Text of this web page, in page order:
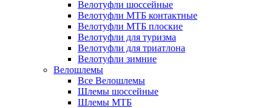
Велотуфли шоссейные
Велотуфли МТБ контактные
Велотуфли МТБ плоские
Велотуфли для туризма
Велотуфли для триатлона
Велотуфли зимние
Велошлемы
Все Велошлемы
Шлемы шоссейные
Шлемы МТБ